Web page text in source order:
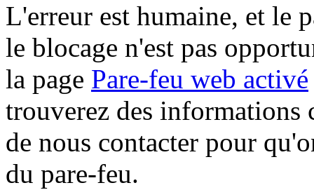
L'erreur est humaine, et le
le blocage n'est pas
la page Pare-feu web activé
trouverez des informations
de nous contacter pour
du pare-feu.